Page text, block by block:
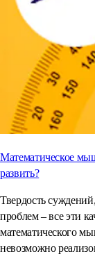
Математическое
развить?
Твердость
проблем – все эти
математического
невозможно